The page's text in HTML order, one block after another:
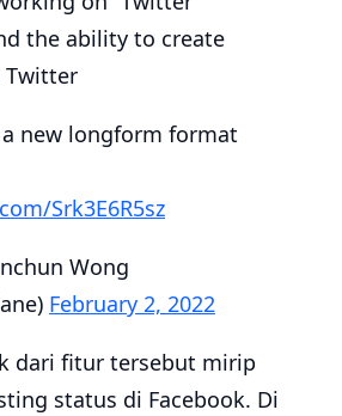
the ability to create
Twitter
new longform format
Srk3E6R5sz
Wong
February 2, 2022
dari fitur tersebut mirip
status di Facebook. Di